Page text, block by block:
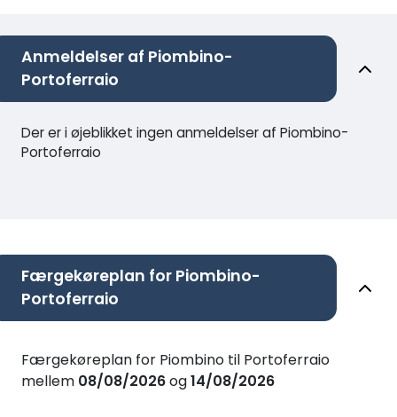
Anmeldelser af Piombino-
Portoferraio
Der er i øjeblikket ingen anmeldelser af Piombino-
Portoferraio
Færgekøreplan for Piombino-
Portoferraio
Færgekøreplan for Piombino til Portoferraio
mellem 08/08/2026og14/08/2026